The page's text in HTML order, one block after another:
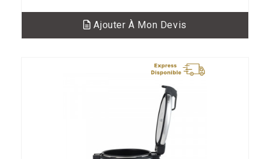
Ajouter À Mon Devis